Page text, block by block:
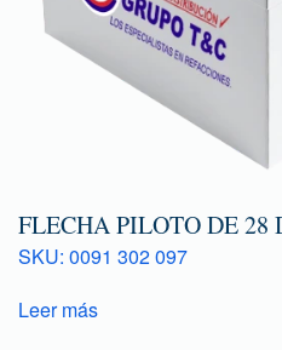
FLECHA PILOTO DE 28
SKU: 0091 302 097
Leer más